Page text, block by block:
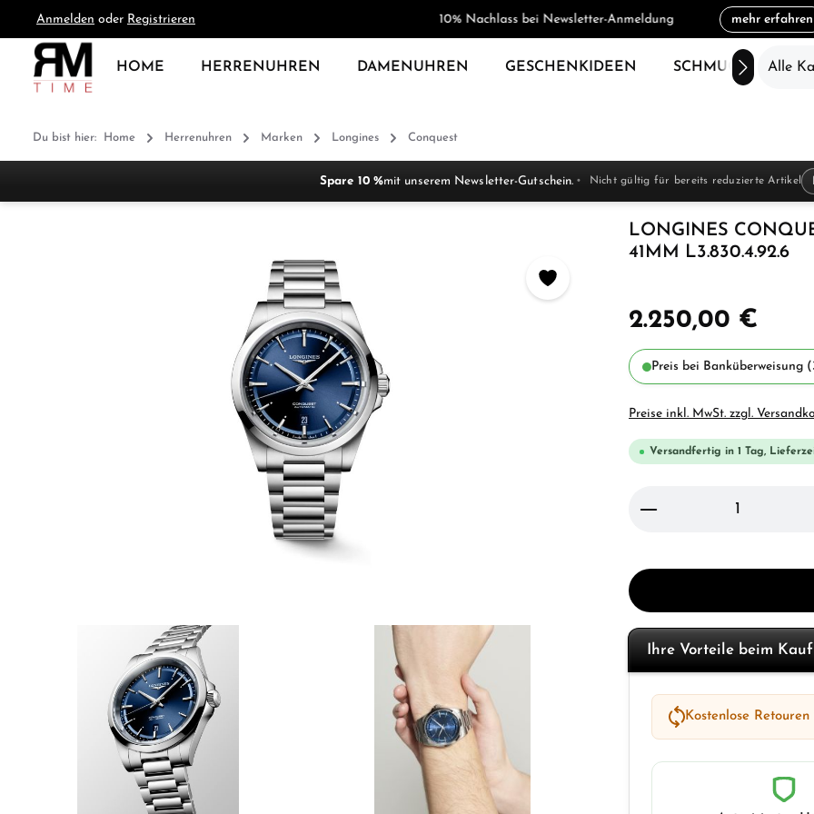
Zur Hauptnavigation springen
Anmelden oder Registrieren 10% Nachlass bei Newsletter-Anmeldung mehr erfahren
HOME HERRENUHREN DAMENUHREN GESCHENKIDEEN SCHMUCK Alle
Du bist hier: Home Herrenuhren Marken Longines Conquest
Spare 10 %mit unserem Newsletter-Gutschein. Nicht gültig für bereits reduzierte Artikel
LONGINES
41MM L3.830.4.92.6
2.250,00 €
Preis bei Banküberweisung
Preise inkl. MwSt. zzgl.
Versandfertig in 1 Tag,
Produkt Anzahl:
Ihre Vorteile beim
Kostenlose